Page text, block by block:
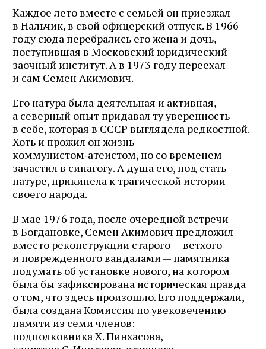
Каждое лето вместе с семьей он приезжал
в Нальчик, в свой офицерский отпуск. В 1966
году сюда перебрались его жена и дочь,
поступившая в Московский юридический
заочный институт. А в 1973 году переехал
и сам Семен Акимович.
Его натура была деятельная и активная,
а северный опыт придавал ту уверенность
в себе, которая в СССР выглядела редкостной.
Хоть и прожил он жизнь
коммунистом‑атеистом, но со временем
зачастил в синагогу. А душа его, под стать
натуре, прикипела к трагической истории
своего народа.
В мае 1976 года, после очередной встречи
в Богдановке, Семен Акимович предложил
вместо реконструкции старого — ветхого
и поврежденного вандалами — памятника
подумать об установке нового, на котором
была бы зафиксирована историческая правда
о том, что здесь произошло. Его поддержали,
была создана Комиссия по увековечению
памяти из семи членов:
подполковника Х. Пинхасова,